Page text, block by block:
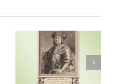
Aventura veneciana y
otros cuentos